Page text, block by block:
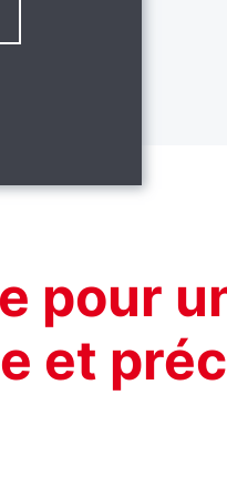
pour
et